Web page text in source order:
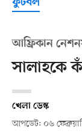
আফ্রিকান
সালাহকে
খেলা ডেস্ক
আপডেট: ০৬